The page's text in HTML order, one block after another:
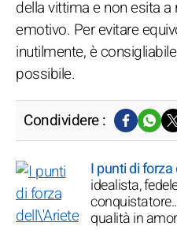
della vittima e non esita
emotivo. Per evitare
inutilmente, è
possibile.
Condividere :
I punti di
idealista,
qualità in